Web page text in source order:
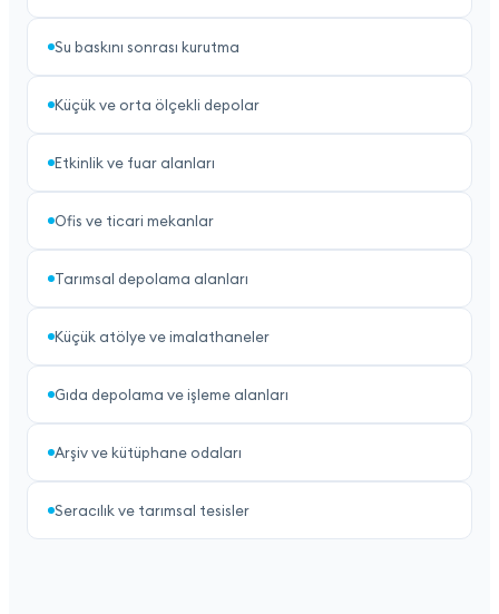
Su baskını sonrası kurutma
Küçük ve orta ölçekli depolar
Etkinlik ve fuar alanları
Ofis ve ticari mekanlar
Tarımsal depolama alanları
Küçük atölye ve imalathaneler
Gıda depolama ve işleme alanları
Arşiv ve kütüphane odaları
Seracılık ve tarımsal tesisler